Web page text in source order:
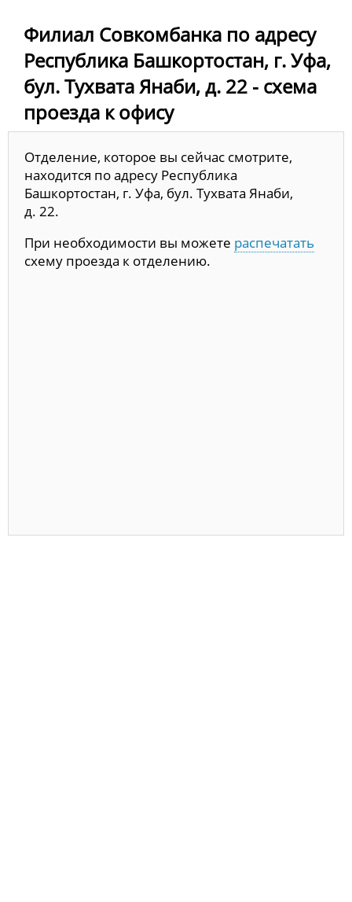
Филиал Совкомбанка по адресу
Республика Башкортостан, г. Уфа,
бул. Тухвата Янаби, д. 22 - схема
проезда к офису
Отделение, которое вы сейчас смотрите,
находится по адресу Республика
Башкортостан, г. Уфа, бул. Тухвата Янаби,
д. 22.
При необходимости вы можете распечатать
схему проезда к отделению.